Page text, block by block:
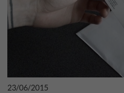
23/06/2015